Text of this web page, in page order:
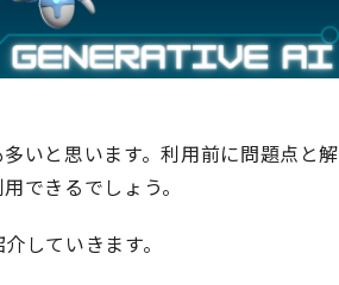
いと思います。利用前に問題点と解
できるでしょう。
していきます。